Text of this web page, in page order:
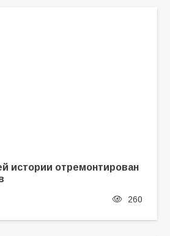
истории отремонтирован
260